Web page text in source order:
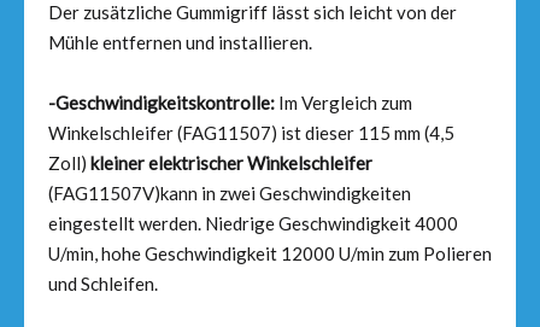
Der zusätzliche Gummigriff lässt sich leicht von der
Mühle entfernen und installieren.
-Geschwindigkeitskontrolle: Im Vergleich zum
Winkelschleifer (FAG11507) ist dieser 115 mm (4,5
Zoll) kleiner elektrischer Winkelschleifer
(FAG11507V)kann in zwei Geschwindigkeiten
eingestellt werden. Niedrige Geschwindigkeit 4000
U/min, hohe Geschwindigkeit 12000 U/min zum Polieren
und Schleifen.